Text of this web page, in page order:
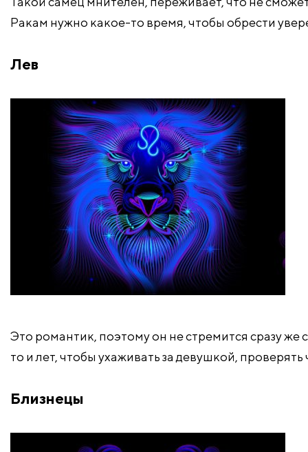
Ракам нужно какое-то время, чтобы обрести
Лев
Это романтик, поэтому он не стремится сразу
то и лет, чтобы ухаживать за девушкой,
Близнецы